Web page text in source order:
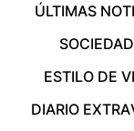
ÚLTIMAS
SOCIEDAD
ESTILO DE
DIARIO EXTRA